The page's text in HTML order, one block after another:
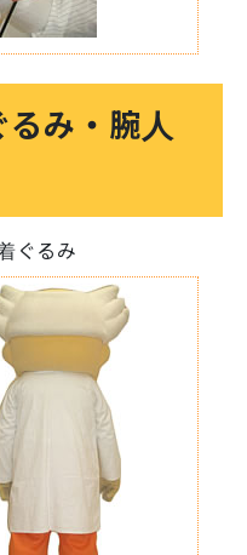
るみ・腕人
ぐるみ